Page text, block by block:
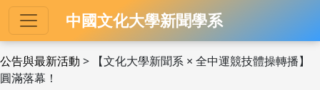
中國文化大學新聞學系
公告與最新活動 > 【文化大學新聞系 × 全中運競技體操轉播】
圓滿落幕！